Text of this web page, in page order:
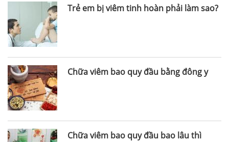
Trẻ em bị viêm tinh hoàn phải làm sao?
Chữa viêm bao quy đầu bằng đông y
Chữa viêm bao quy đầu bao lâu thì